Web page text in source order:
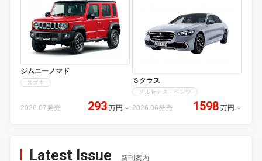
ジムニーノマド
スズキ
2026.07発売 293 万円 ～
Ｓクラス
メルセデス・ベンツ
2026.06発売 1598 万円 ～
Latest Issue 新刊案内